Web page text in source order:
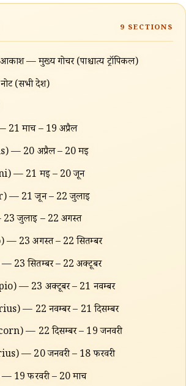
🔍
9 SECTIONS
— मुख्य गोचर (पाश्चात्य ट्रॉपिकल)
(सभी देश)
मार्च – 19 अप्रैल
— 20 अप्रैल – 20 मई
— 21 मई – 20 जून
— 21 जून – 22 जुलाई
जुलाई – 22 अगस्त
— 23 अगस्त – 22 सितम्बर
23 सितम्बर – 22 अक्टूबर
— 23 अक्टूबर – 21 नवम्बर
— 22 नवम्बर – 21 दिसम्बर
— 22 दिसम्बर – 19 जनवरी
— 20 जनवरी – 18 फरवरी
19 फरवरी – 20 मार्च